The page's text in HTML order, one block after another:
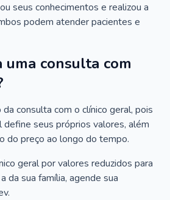
seus conhecimentos e realizou a
podem atender pacientes e
uma consulta com
consulta com o clínico geral, pois
define seus próprios valores, além
do preço ao longo do tempo.
geral por valores reduzidos para
da sua família, agende sua